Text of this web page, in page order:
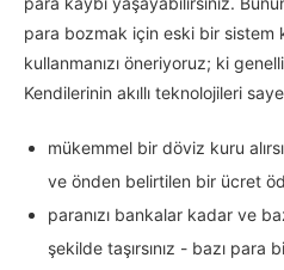
para bozmak için eski bir sistem
kullanmanızı öneriyoruz; ki
Kendilerinin akıllı teknolojileri
mükemmel bir döviz kuru
ve önden belirtilen bir ücret
paranızı bankalar kadar ve
şekilde taşırsınız - bazı para